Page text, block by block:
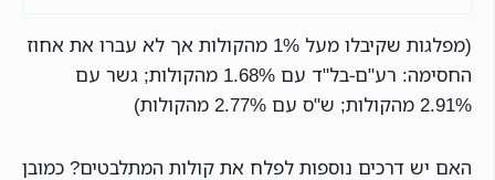
(מפלגות שקיבלו מעל 1% מהקולות אך לא עברו את אחוז
החסימה: רע"ם-בל"ד עם 1.68% מהקולות; גשר עם
2.91% מהקולות; ש"ס עם 2.77% מהקולות)
האם יש דרכים נוספות לפלח את קולות המתלבטים? כמובן